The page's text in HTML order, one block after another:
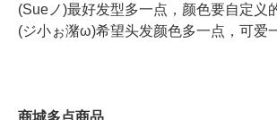
(Sueノ)最好发型多一点，颜色要自定义
(ジ小ぉ潴ω)希望头发颜色多一点，可爱
商城多点商品